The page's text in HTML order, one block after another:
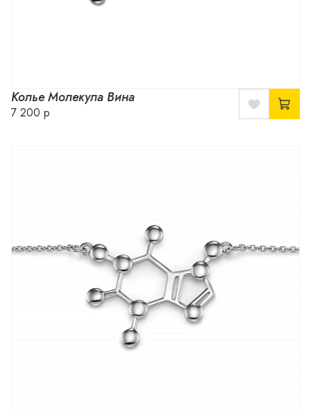
Колье Молекула Вина
7 200 р